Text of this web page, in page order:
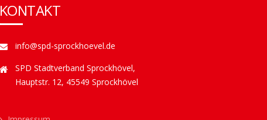
KONTAKT
info@spd-sprockhoevel.de
SPD Stadtverband Sprockhövel,
Hauptstr. 12, 45549 Sprockhövel